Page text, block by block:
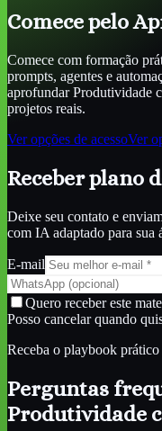
Comece pelo
Comece com formação
prompts, agentes e
aprofundarProdutividade
projetos reais.
Ver opções de acessoVer
Receber plano
Deixe seu contato e
com IA adaptado para sua
E-mail
Quero receber este
Posso cancelar quando
Receba o playbook
Perguntas
Produtividade